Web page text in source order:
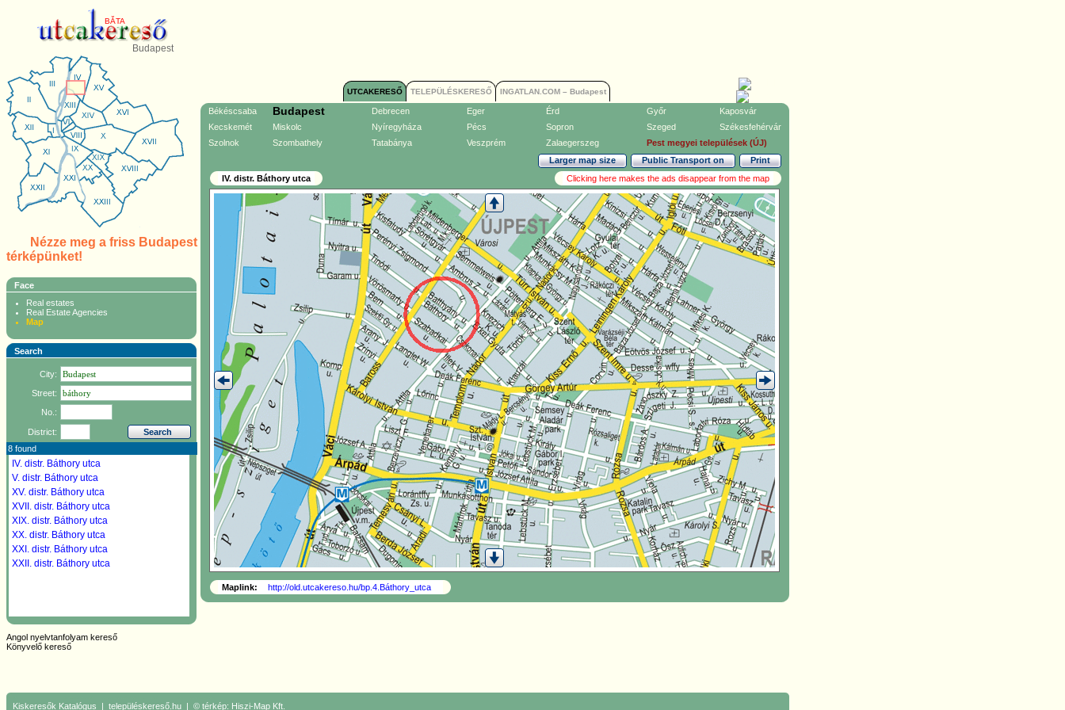
BĂTA
Budapest
Nézze meg a friss Budapest
térképünket!
Face
Real estates
Real Estate Agencies
Map
Search
City:
Street:
No.:
District:
8 found
IV. distr. Báthory utca
V. distr. Báthory utca
XV. distr. Báthory utca
XVII. distr. Báthory utca
XIX. distr. Báthory utca
XX. distr. Báthory utca
XXI. distr. Báthory utca
XXII. distr. Báthory utca
Angol nyelvtanfolyam kereső
Könyvelő kereső
UTCAKERESŐ TELEPÜLÉSKERESŐ INGATLAN.COM – Budapest
Békéscsaba Budapest Debrecen Eger Érd Győr
Kaposvár
Kecskemét
Miskolc Nyíregyháza Pécs Sopron Szeged
Székesfehérvár
Szolnok
Szombathely Tatabánya Veszprém Zalaegerszeg Pest megyei települések (ÚJ)
IV. distr. Báthory utca
Print
Public Transport on
Larger map size
Clicking here makes the ads disappear from the map
Maplink: http://old.utcakereso.hu/bp.4.Báthory_utca
Kiskeresők Katalógus | településkereső.hu | © térkép: Hiszi-Map Kft.